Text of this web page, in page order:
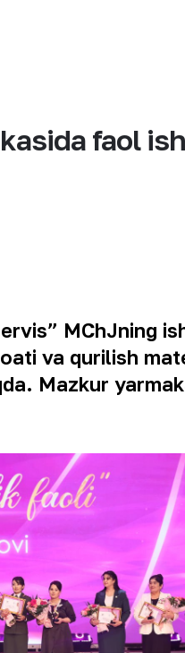
faol
MChJning
va qurilish
Mazkur